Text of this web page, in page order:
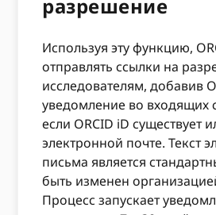
разрешение
Используя эту функцию,
отправлять ссылки на
исследователям, добавив
уведомление во входящих
если ORCID iD существует
электронной почте. Текст
письма является
быть изменен
Процесс запускает